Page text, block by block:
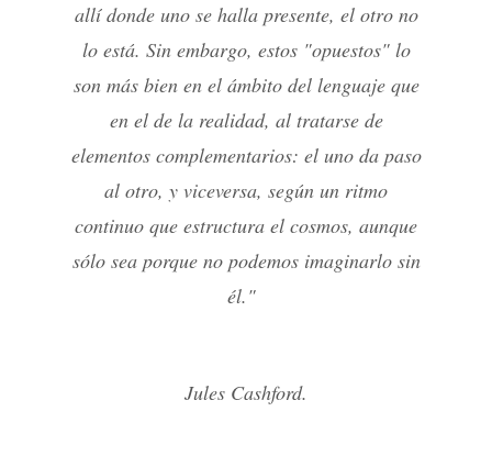
allí donde uno se halla presente, el otro no
lo está. Sin embargo, estos "opuestos" lo
son más bien en el ámbito del lenguaje que
en el de la realidad, al tratarse de
elementos complementarios: el uno da paso
al otro, y viceversa, según un ritmo
continuo que estructura el cosmos, aunque
sólo sea porque no podemos imaginarlo sin
él."
Jules Cashford.